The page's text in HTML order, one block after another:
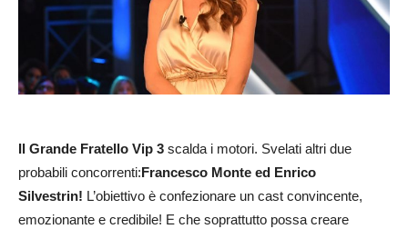
Il Grande Fratello Vip 3 scalda i motori. Svelati altri due
probabili concorrenti:Francesco Monte ed Enrico
Silvestrin! L’obiettivo è confezionare un cast convincente,
emozionante e credibile! E che soprattutto possa creare